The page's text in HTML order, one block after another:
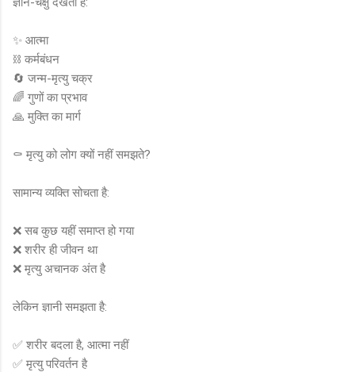
✨ आत्मा
⛓️ कर्मबंधन
🔄 जन्म-मृत्यु चक्र
🌈 गुणों का प्रभाव
🙏 मुक्ति का मार्ग
⚰️ मृत्यु को लोग क्यों नहीं समझते?
सामान्य व्यक्ति सोचता है:
❌ सब कुछ यहीं समाप्त हो गया
❌ शरीर ही जीवन था
❌ मृत्यु अचानक अंत है
लेकिन ज्ञानी समझता है:
✅ शरीर बदला है, आत्मा नहीं
✅ मृत्यु परिवर्तन है